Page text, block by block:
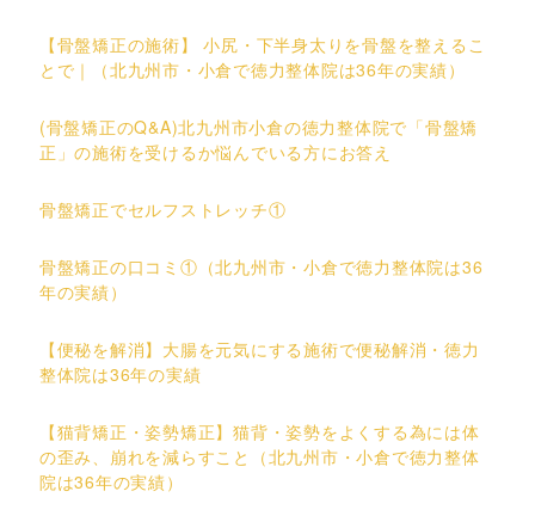
【骨盤矯正の施術】 小尻・下半身太りを骨盤を整えるこ
とで｜（北九州市・小倉で徳力整体院は36年の実績）
(骨盤矯正のQ&A)北九州市小倉の徳力整体院で「骨盤矯
正」の施術を受けるか悩んでいる方にお答え
骨盤矯正でセルフストレッチ①
骨盤矯正の口コミ①（北九州市・小倉で徳力整体院は36
年の実績）
【便秘を解消】大腸を元気にする施術で便秘解消・徳力
整体院は36年の実績
【猫背矯正・姿勢矯正】猫背・姿勢をよくする為には体
の歪み、崩れを減らすこと（北九州市・小倉で徳力整体
院は36年の実績）